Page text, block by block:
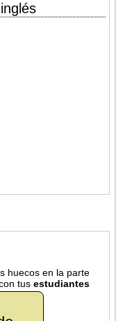
huecos en la parte
tusestudiantes